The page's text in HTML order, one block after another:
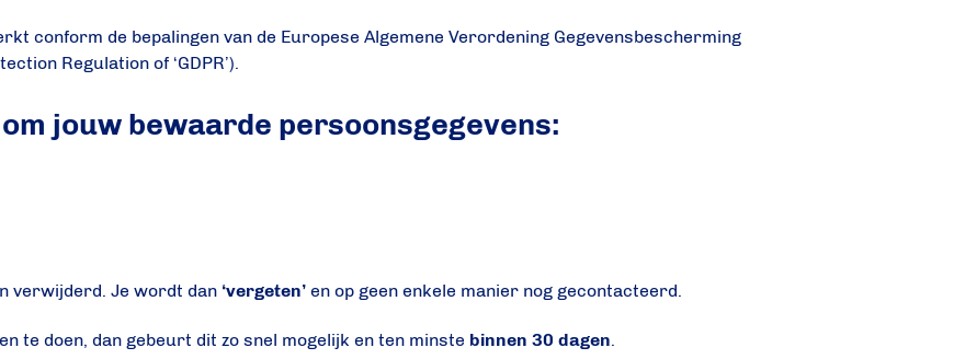
conform de bepalingen van de Europese Algemene Verordening Gegevensbescherming
Regulation of ‘GDPR’).
jouw bewaarde persoonsgegevens:
verwijderd. Je wordt dan ‘vergeten’ en op geen enkele manier nog gecontacteerd.
te doen, dan gebeurt dit zo snel mogelijk en ten minste binnen 30 dagen.